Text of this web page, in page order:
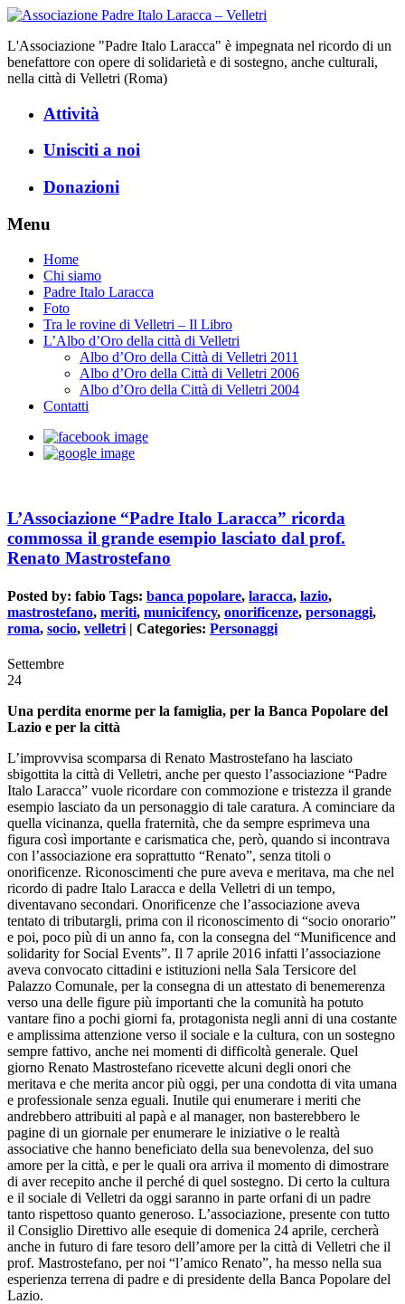
L'Associazione "Padre Italo Laracca" è impegnata nel ricordo di un
benefattore con opere di solidarietà e di sostegno, anche culturali,
nella città di Velletri (Roma)
Attività
Unisciti a noi
Donazioni
Menu
Home
Chi siamo
Padre Italo Laracca
Foto
Tra le rovine di Velletri – Il Libro
L’Albo d’Oro della città di Velletri
Albo d’Oro della Città di Velletri 2011
Albo d’Oro della Città di Velletri 2006
Albo d’Oro della Città di Velletri 2004
Contatti
L’Associazione “Padre Italo Laracca” ricorda
commossa il grande esempio lasciato dal prof.
Renato Mastrostefano
Posted by: fabio Tags: banca popolare, laracca, lazio,
mastrostefano, meriti, municifency, onorificenze, personaggi,
roma, socio, velletri | Categories: Personaggi
Settembre
24
Una perdita enorme per la famiglia, per la Banca Popolare del
Lazio e per la città
L’improvvisa scomparsa di Renato Mastrostefano ha lasciato
sbigottita la città di Velletri, anche per questo l’associazione “Padre
Italo Laracca” vuole ricordare con commozione e tristezza il grande
esempio lasciato da un personaggio di tale caratura. A cominciare da
quella vicinanza, quella fraternità, che da sempre esprimeva una
figura così importante e carismatica che, però, quando si incontrava
con l’associazione era soprattutto “Renato”, senza titoli o
onorificenze. Riconoscimenti che pure aveva e meritava, ma che nel
ricordo di padre Italo Laracca e della Velletri di un tempo,
diventavano secondari. Onorificenze che l’associazione aveva
tentato di tributargli, prima con il riconoscimento di “socio onorario”
e poi, poco più di un anno fa, con la consegna del “Munificence and
solidarity for Social Events”. Il 7 aprile 2016 infatti l’associazione
aveva convocato cittadini e istituzioni nella Sala Tersicore del
Palazzo Comunale, per la consegna di un attestato di benemerenza
verso una delle figure più importanti che la comunità ha potuto
vantare fino a pochi giorni fa, protagonista negli anni di una costante
e amplissima attenzione verso il sociale e la cultura, con un sostegno
sempre fattivo, anche nei momenti di difficoltà generale. Quel
giorno Renato Mastrostefano ricevette alcuni degli onori che
meritava e che merita ancor più oggi, per una condotta di vita umana
e professionale senza eguali. Inutile qui enumerare i meriti che
andrebbero attribuiti al papà e al manager, non basterebbero le
pagine di un giornale per enumerare le iniziative o le realtà
associative che hanno beneficiato della sua benevolenza, del suo
amore per la città, e per le quali ora arriva il momento di dimostrare
di aver recepito anche il perché di quel sostegno. Di certo la cultura
e il sociale di Velletri da oggi saranno in parte orfani di un padre
tanto rispettoso quanto generoso. L’associazione, presente con tutto
il Consiglio Direttivo alle esequie di domenica 24 aprile, cercherà
anche in futuro di fare tesoro dell’amore per la città di Velletri che il
prof. Mastrostefano, per noi “l’amico Renato”, ha messo nella sua
esperienza terrena di padre e di presidente della Banca Popolare del
Lazio.